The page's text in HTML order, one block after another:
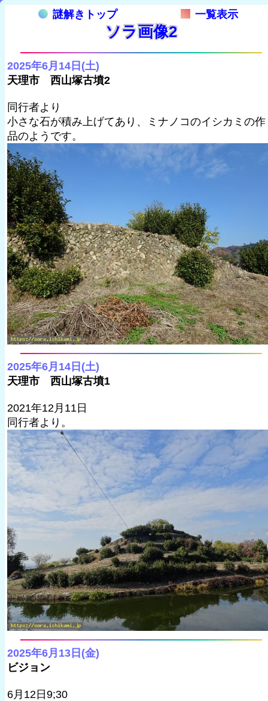
謎解きトップ 一覧表示
ソラ画像2
2025年6月14日(土)
天理市 西山塚古墳2
同行者より
小さな石が積み上げてあり、ミナノコのイシカミの作
品のようです。
2025年6月14日(土)
天理市 西山塚古墳1
2021年12月11日
同行者より。
2025年6月13日(金)
ビジョン
6月12日9;30